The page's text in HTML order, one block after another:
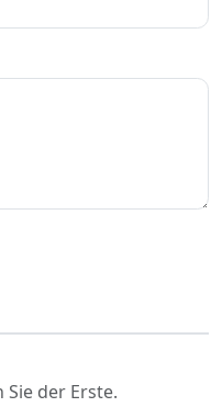
der Erste.